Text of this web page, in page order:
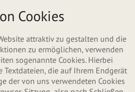
Cookies
attraktiv zu gestalten und die
zu ermöglichen, verwenden
sogenannte Cookies. Hierbei
die auf Ihrem Endgerät
der von uns verwendeten Cookies